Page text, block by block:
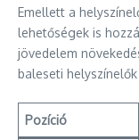
Emellett a
lehetőségek is
jövedelem
baleseti
Pozíció